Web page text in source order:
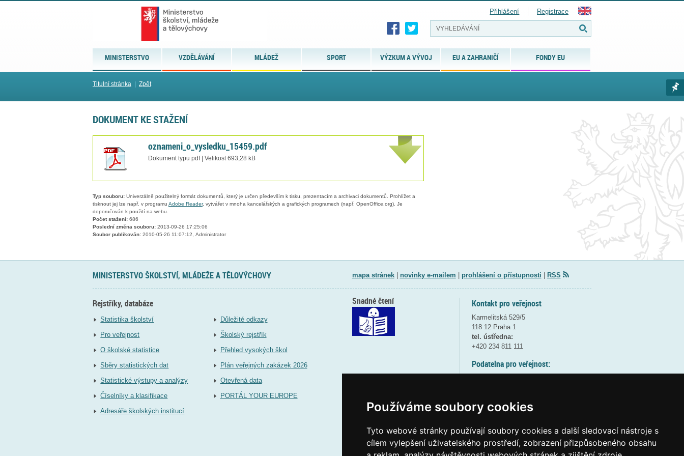
Používáme soubory cookies
Tyto webové stránky používají soubory cookies a další sledovací nástroje s
cílem vylepšení uživatelského prostředí, zobrazení přizpůsobeného obsahu
MINISTERSTVO VZDĚLÁVÁNÍ MLÁDEŽ SPORT VÝZKUM A VÝVOJ EU A ZAHRANIČÍ FONDY EU
Přihlášení Registrace
Titulní stránka Zpět
DOKUMENT KE STAŽENÍ
oznameni_o_vysledku_15459.pdf
Dokument typu pdf | Velikost 693,28 kB
Typ souboru: Univerzálně použitelný formát dokumentů, který je určen především k tisku, prezentacím a archivaci dokumentů. Prohlížet a
tisknout jej lze např. v programu Adobe Reader, vytvářet v mnoha kancelářských a grafických programech (např. OpenOffice.org). Je
doporučován k použití na webu.
Počet stažení: 686
Poslední změna souboru: 2013-09-26 17:25:06
Soubor publikován: 2010-05-26 11:07:12, Administrator
MINISTERSTVO ŠKOLSTVÍ, MLÁDEŽE A TĚLOVÝCHOVY mapa stránek| novinky e-mailem prohlášení o přístupnosti RSS
Rejstříky, databáze
Statistika školství
Pro veřejnost
O školské statistice
Sběry statistických dat
Statistické výstupy a analýzy
Číselníky a klasifikace
Adresáře školských institucí
Důležité odkazy
Školský rejstřík
Přehled vysokých škol
Plán veřejných zakázek 2026
Otevřená data
PORTÁL YOUR EUROPE
Kontakt pro veřejnost
Karmelitská 529/5
118 12 Praha 1
tel. ústředna:
+420 234 811 111
Podatelna pro veřejnost:
(více informací
Elektronická podatelna:
Snadné čtení